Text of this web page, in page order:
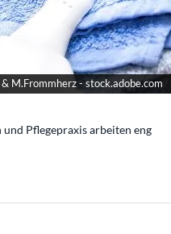
M.Frommherz - stock.adobe.com
Pflegepraxis arbeiten eng